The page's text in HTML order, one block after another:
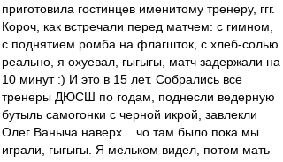
приготовила гостинцев именитому тренеру, ггг.
Короч, как встречали перед матчем: с гимном,
с поднятием ромба на флагшток, с хлеб-солью
реально, я охуевал, гыгыгы, матч задержали на
10 минут :) И это в 15 лет. Собрались все
тренеры ДЮСШ по годам, поднесли ведерную
бутыль самогонки с черной икрой, завлекли
Олег Ваныча наверх... чо там было пока мы
играли, гыгыгы. Я мельком видел, потом мать